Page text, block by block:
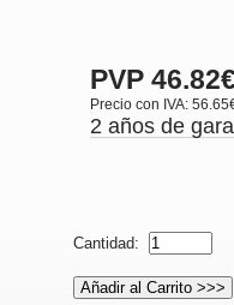
PVP
Precio con IVA:
2 años de
Cantidad: